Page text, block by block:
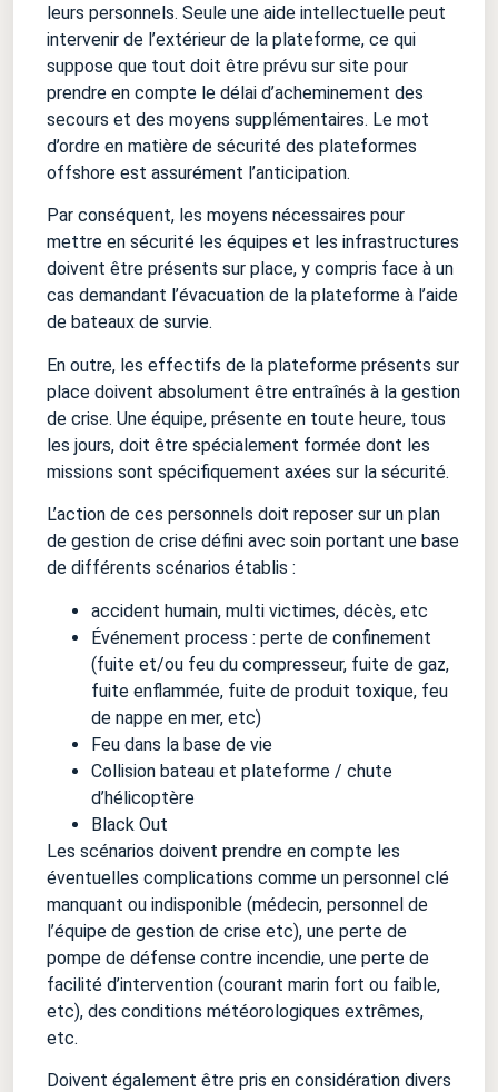
leurs personnels. Seule une aide intellectuelle peut
intervenir de l’extérieur de la plateforme, ce qui
suppose que tout doit être prévu sur site pour
prendre en compte le délai d’acheminement des
secours et des moyens supplémentaires. Le mot
d’ordre en matière de sécurité des plateformes
offshore est assurément l’anticipation.
Par conséquent, les moyens nécessaires pour
mettre en sécurité les équipes et les infrastructures
doivent être présents sur place, y compris face à un
cas demandant l’évacuation de la plateforme à l’aide
de bateaux de survie.
En outre, les effectifs de la plateforme présents sur
place doivent absolument être entraînés à la gestion
de crise. Une équipe, présente en toute heure, tous
les jours, doit être spécialement formée dont les
missions sont spécifiquement axées sur la sécurité.
L’action de ces personnels doit reposer sur un plan
de gestion de crise défini avec soin portant une base
de différents scénarios établis :
accident humain, multi victimes, décès, etc
Événement process : perte de confinement
(fuite et/ou feu du compresseur, fuite de gaz,
fuite enflammée, fuite de produit toxique, feu
de nappe en mer, etc)
Feu dans la base de vie
Collision bateau et plateforme / chute
d’hélicoptère
Black Out
Les scénarios doivent prendre en compte les
éventuelles complications comme un personnel clé
manquant ou indisponible (médecin, personnel de
l’équipe de gestion de crise etc), une perte de
pompe de défense contre incendie, une perte de
facilité d’intervention (courant marin fort ou faible,
etc), des conditions météorologiques extrêmes,
etc.
Doivent également être pris en considération divers